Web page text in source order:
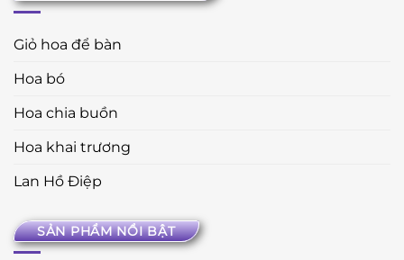
Giỏ hoa để bàn
Hoa bó
Hoa chia buồn
Hoa khai trương
Lan Hồ Điệp
SẢN PHẨM NỔI BẬT